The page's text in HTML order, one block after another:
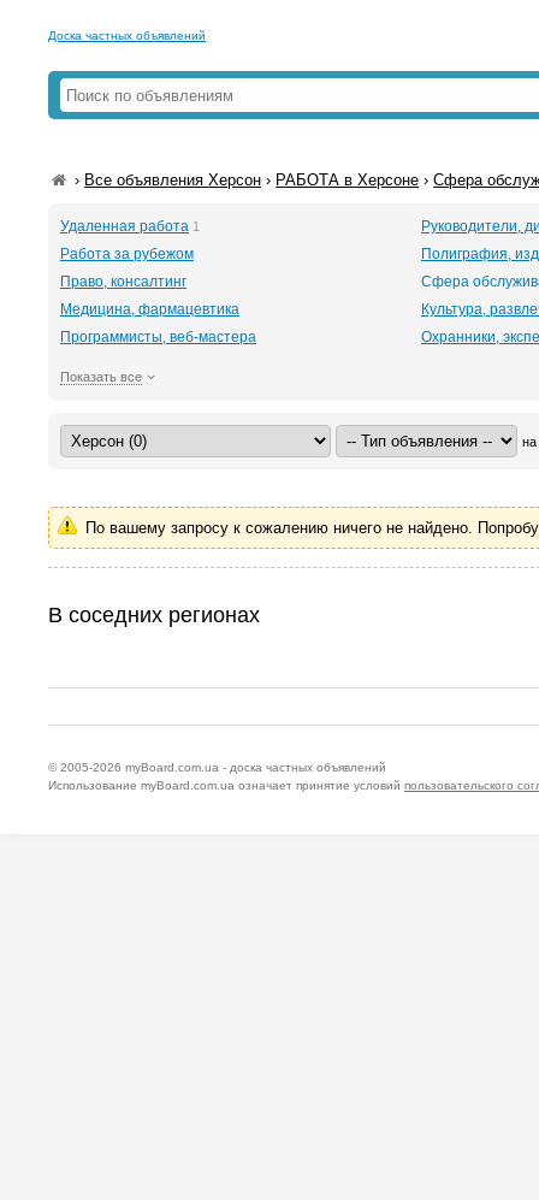
Доска частных объявлений
› Все объявления Херсон › РАБОТА в Херсоне ›Сфера
Удаленная работа 1
Руководители,
Работа за рубежом
Полиграфия,
Право, консалтинг
Сфера
Медицина, фармацевтика
Культура,
Программисты, веб-мастера
Охранники,
Показать все
на
По вашему запросу к сожалению ничего не найдено.
В соседних регионах
© 2005-2026 myBoard.com.ua - доска частных объявлений
Использование myBoard.com.ua означает принятие условий пользовательского